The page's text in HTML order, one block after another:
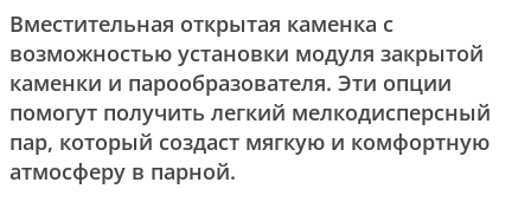
Вместительная открытая каменка с
возможностью установки модуля закрытой
каменки и парообразователя. Эти опции
помогут получить легкий мелкодисперсный
пар, который создаст мягкую и комфортную
атмосферу в парной.